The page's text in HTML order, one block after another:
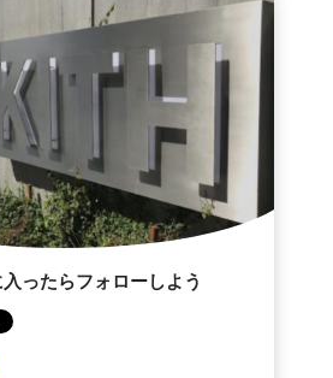
ったらフォローしよう